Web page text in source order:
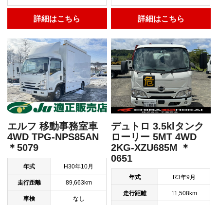
詳細はこちら 詳細はこちら
エルフ 移動事務室車
4WD TPG-NPS85AN
＊5079
年式 H30年10月
走行距離 89,663km
車検 なし
デュトロ 3.5klタンク
ローリー 5MT 4WD
2KG-XZU685M ＊
0651
年式 R3年9月
走行距離 11,508km